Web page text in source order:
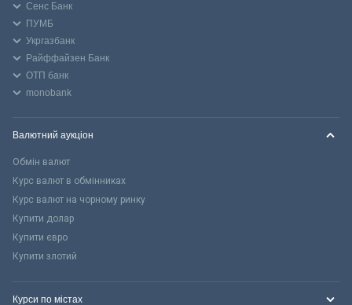
Сенс Банк
ПУМБ
Укргазбанк
Райффайзен Банк
ОТП банк
monobank
Валютний аукціон
Обмін валют
Курс валют в обмінниках
Курс валют на чорному ринку
Купити долар
Купити євро
Купити злотий
Курси по містах